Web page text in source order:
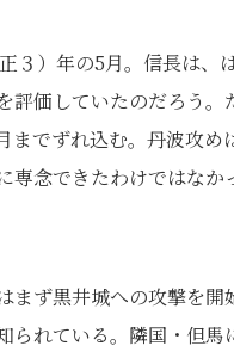
３）年の5月。信長は
評価していたのだろう
までずれ込む。丹波攻
専念できたわけではな
まず黒井城への攻撃を
られている。隣国・但